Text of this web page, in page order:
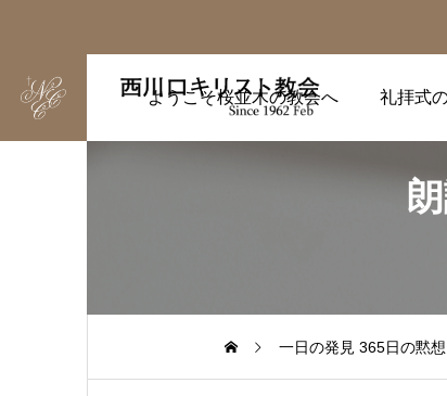
ようこそ桜並木の教会へ 礼拝式
一日の発見 365日の黙想